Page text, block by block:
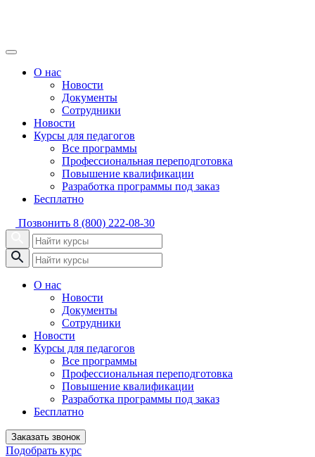
О нас
Новости
Документы
Сотрудники
Новости
Курсы для педагогов
Все программы
Профессиональная переподготовка
Повышение квалификации
Разработка программы под заказ
Бесплатно
Позвонить 8 (800) 222-08-30
О нас
Новости
Документы
Сотрудники
Новости
Курсы для педагогов
Все программы
Профессиональная переподготовка
Повышение квалификации
Разработка программы под заказ
Бесплатно
Заказать звонок
Подобрать курс